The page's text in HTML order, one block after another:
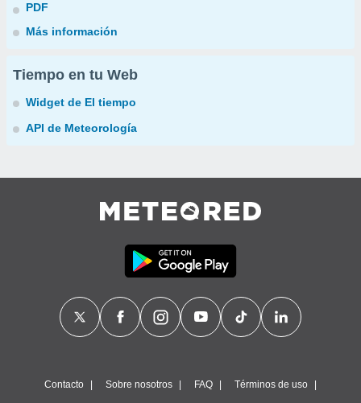
PDF
Más información
Tiempo en tu Web
Widget de El tiempo
API de Meteorología
Contacto Sobre nosotros FAQ Términos de uso